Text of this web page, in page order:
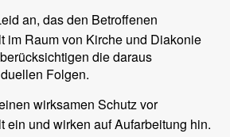
an, das den Betroffenen
im Raum von Kirche und Diakonie
die daraus
Folgen.
wirksamen Schutz vor
ein und wirken auf Aufarbeitung hin.